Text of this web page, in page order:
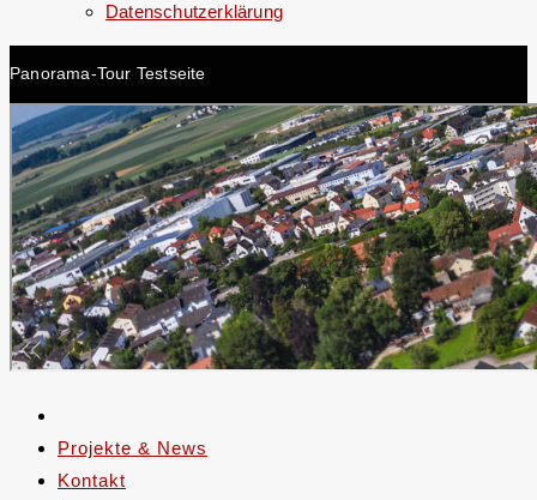
Datenschutzerklärung
Panorama-Tour Testseite
Projekte & News
Kontakt